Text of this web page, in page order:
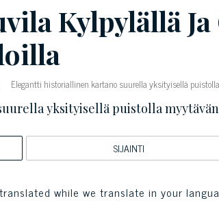
Kylpylällä
Elegantti historiallinen kartano suurella yksityisellä
yksityisellä puistolla
SIJAINTI
while we translate in your